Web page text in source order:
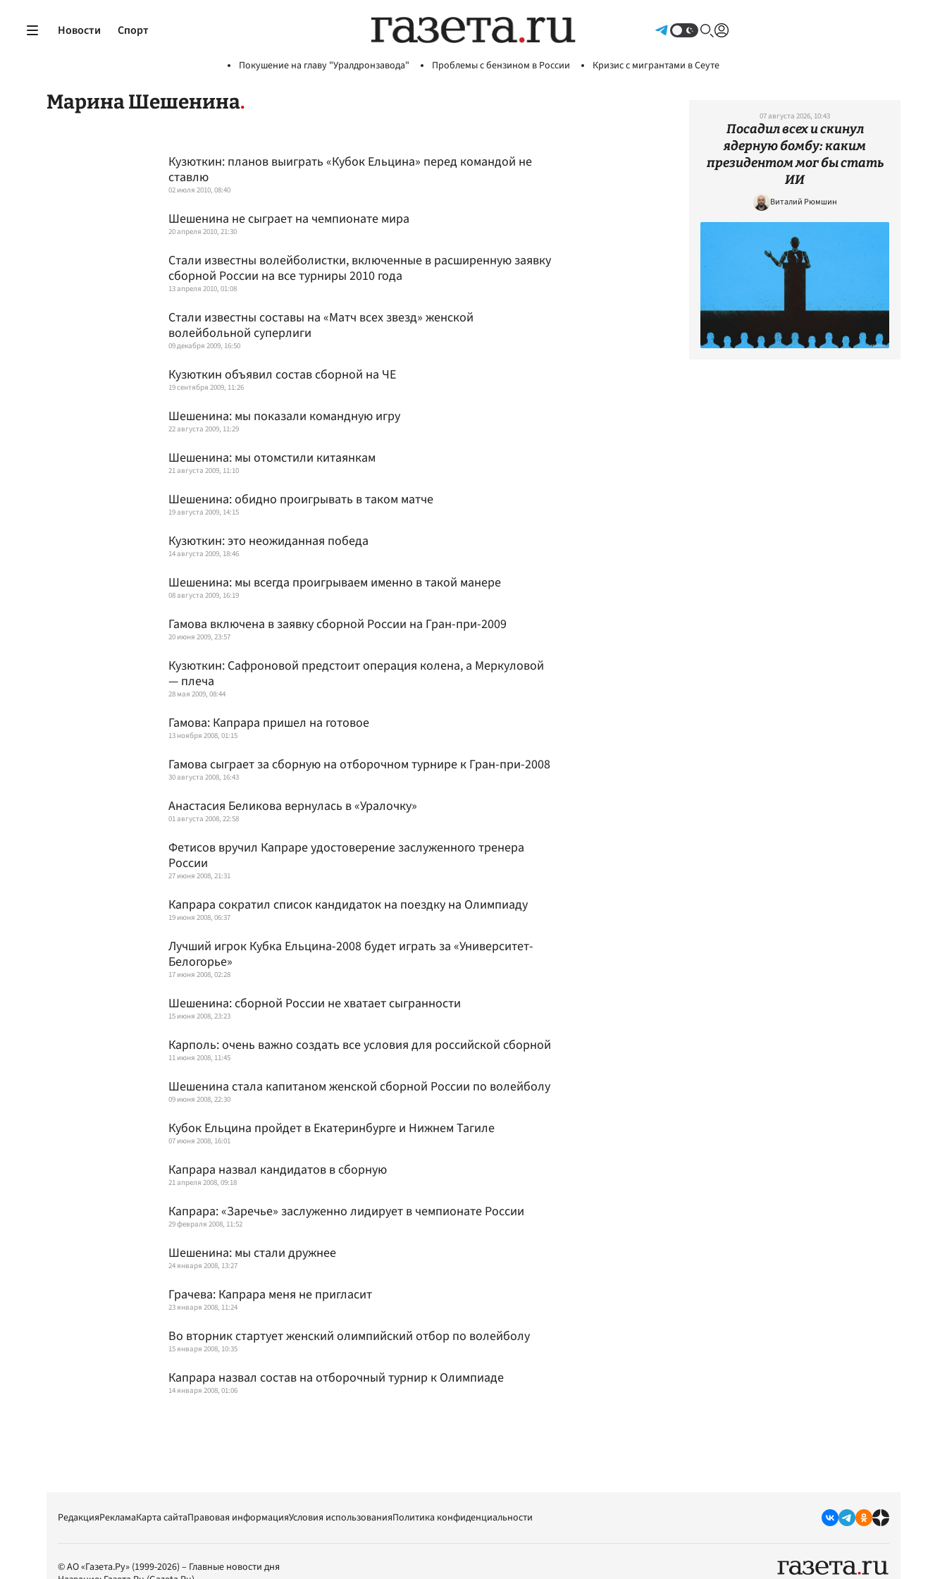
Новости Спорт
Покушение на главу "Уралдронзавода" Проблемы с бензином в России Кризис с мигрантами в Сеуте
Марина Шешенина
Кузюткин: планов выиграть «Кубок Ельцина» перед командой не
ставлю
02 июля 2010, 08:40
Шешенина не сыграет на чемпионате мира
20 апреля 2010, 21:30
Стали известны волейболистки, включенные в расширенную заявку
сборной России на все турниры 2010 года
13 апреля 2010, 01:08
Стали известны составы на «Матч всех звезд» женской
волейбольной суперлиги
09 декабря 2009, 16:50
Кузюткин объявил состав сборной на ЧЕ
19 сентября 2009, 11:26
Шешенина: мы показали командную игру
22 августа 2009, 11:29
Шешенина: мы отомстили китаянкам
21 августа 2009, 11:10
Шешенина: обидно проигрывать в таком матче
19 августа 2009, 14:15
Кузюткин: это неожиданная победа
14 августа 2009, 18:46
Шешенина: мы всегда проигрываем именно в такой манере
08 августа 2009, 16:19
Гамова включена в заявку сборной России на Гран-при-2009
20 июня 2009, 23:57
Кузюткин: Сафроновой предстоит операция колена, а Меркуловой
— плеча
28 мая 2009, 08:44
Гамова: Капрара пришел на готовое
13 ноября 2008, 01:15
Гамова сыграет за сборную на отборочном турнире к Гран-при-2008
30 августа 2008, 16:43
Анастасия Беликова вернулась в «Уралочку»
01 августа 2008, 22:58
Фетисов вручил Капраре удостоверение заслуженного тренера
России
27 июня 2008, 21:31
Капрара сократил список кандидаток на поездку на Олимпиаду
19 июня 2008, 06:37
Лучший игрок Кубка Ельцина-2008 будет играть за «Университет-
Белогорье»
17 июня 2008, 02:28
Шешенина: сборной России не хватает сыгранности
15 июня 2008, 23:23
Карполь: очень важно создать все условия для российской сборной
11 июня 2008, 11:45
Шешенина стала капитаном женской сборной России по волейболу
09 июня 2008, 22:30
Кубок Ельцина пройдет в Екатеринбурге и Нижнем Тагиле
07 июня 2008, 16:01
Капрара назвал кандидатов в сборную
21 апреля 2008, 09:18
Капрара: «Заречье» заслуженно лидирует в чемпионате России
29 февраля 2008, 11:52
Шешенина: мы стали дружнее
24 января 2008, 13:27
Грачева: Капрара меня не пригласит
23 января 2008, 11:24
Во вторник стартует женский олимпийский отбор по волейболу
15 января 2008, 10:35
Капрара назвал состав на отборочный турнир к Олимпиаде
14 января 2008, 01:06
07 августа 2026, 10:43
Посадил всех и скинул
ядерную бомбу: каким
президентом мог бы стать
ИИ
Виталий Рюмшин
РедакцияРекламаКарта сайтаПравовая информацияУсловия использованияПолитика конфиденциальности
© АО «Газета.Ру» (1999-2026) – Главные новости дня